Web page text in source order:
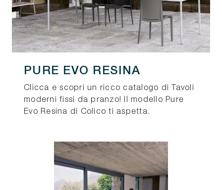
PURE EVO RESINA
Clicca e scopri un ricco catalogo di Tavoli
moderni fissi da pranzo! Il modello Pure
Evo Resina di Colico ti aspetta.